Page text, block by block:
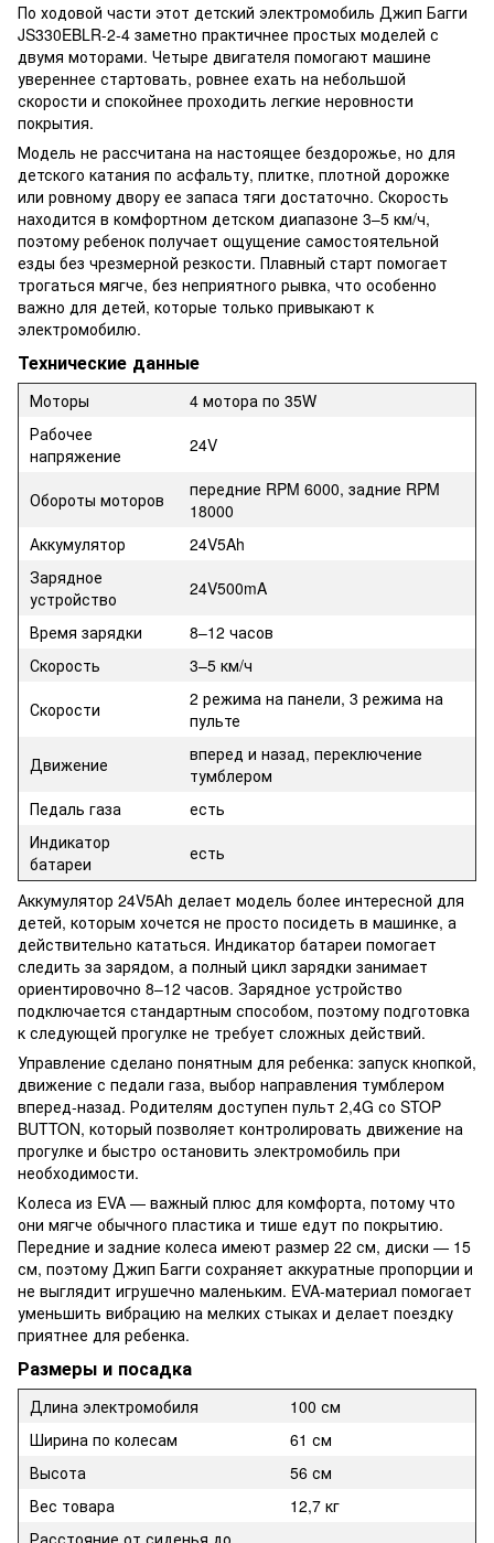
По ходовой части этот детский электромобиль Джип Багги
JS330EBLR-2-4 заметно практичнее простых моделей с
двумя моторами. Четыре двигателя помогают машине
увереннее стартовать, ровнее ехать на небольшой
скорости и спокойнее проходить легкие неровности
покрытия.
Модель не рассчитана на настоящее бездорожье, но для
детского катания по асфальту, плитке, плотной дорожке
или ровному двору ее запаса тяги достаточно. Скорость
находится в комфортном детском диапазоне 3–5 км/ч,
поэтому ребенок получает ощущение самостоятельной
езды без чрезмерной резкости. Плавный старт помогает
трогаться мягче, без неприятного рывка, что особенно
важно для детей, которые только привыкают к
электромобилю.
Технические данные
Моторы
4 мотора по 35W
Рабочее
напряжение
24V
Обороты моторов
передние RPM 6000, задние RPM
18000
Аккумулятор
24V5Ah
Зарядное
устройство
24V500mA
Время зарядки
8–12 часов
Скорость
3–5 км/ч
Скорости
2 режима на панели, 3 режима на
пульте
Движение
вперед и назад, переключение
тумблером
Педаль газа
есть
Индикатор
батареи
есть
Аккумулятор 24V5Ah делает модель более интересной для
детей, которым хочется не просто посидеть в машинке, а
действительно кататься. Индикатор батареи помогает
следить за зарядом, а полный цикл зарядки занимает
ориентировочно 8–12 часов. Зарядное устройство
подключается стандартным способом, поэтому подготовка
к следующей прогулке не требует сложных действий.
Управление сделано понятным для ребенка: запуск кнопкой,
движение с педали газа, выбор направления тумблером
вперед-назад. Родителям доступен пульт 2,4G со STOP
BUTTON, который позволяет контролировать движение на
прогулке и быстро остановить электромобиль при
необходимости.
Колеса из EVA — важный плюс для комфорта, потому что
они мягче обычного пластика и тише едут по покрытию.
Передние и задние колеса имеют размер 22 см, диски — 15
см, поэтому Джип Багги сохраняет аккуратные пропорции и
не выглядит игрушечно маленьким. EVA-материал помогает
уменьшить вибрацию на мелких стыках и делает поездку
приятнее для ребенка.
Размеры и посадка
Длина электромобиля
100 см
Ширина по колесам
61 см
Высота
56 см
Вес товара
12,7 кг
Расстояние от сиденья до